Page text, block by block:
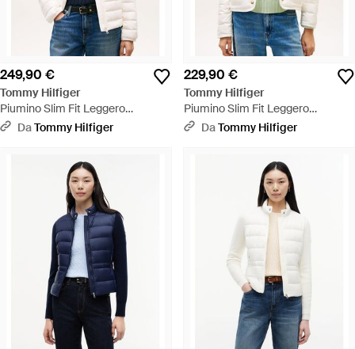
249,90 €
Tommy Hilfiger
Piumino Slim Fit Leggero
Idrorepellente - Blu
DaTommy Hilfiger
229,90 €
Tommy Hilfiger
Piumino Slim Fit Leggero
Idrorepellente - Bianco
DaTommy Hilfiger